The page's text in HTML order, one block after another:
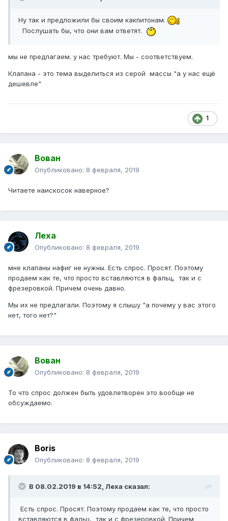
Ну так и предложили бы своим какпитонам.
Послушать бы, что они вам ответят.
мы не предлагаем. у нас требуют. Мы - соответствуем.
Клапана - это тема выделиться из серой массы "а у нас ещё
дешевле"
1
Вован
Опубликовано: 8 февраля, 2019
Читаете наискосок наверное?
Леха
Опубликовано: 8 февраля, 2019
мне клапаны нафиг не нужны. Есть спрос. Просят. Поэтому
продаем как те, что просто вставляются в фальц, так и с
фрезеровкой. Причем очень давно.
Мы их не предлагали. Поэтому я слышу "а почему у вас этого
нет, того нет?"
Вован
Опубликовано: 8 февраля, 2019
То что спрос должен быть удовлетворен это вообще не
обсуждаемо.
Boris
Опубликовано: 8 февраля, 2019
В 08.02.2019 в 14:52, Леха сказал:
Есть спрос. Просят. Поэтому продаем как те, что просто
вставляются в фальц, так и с фрезеровкой. Причем